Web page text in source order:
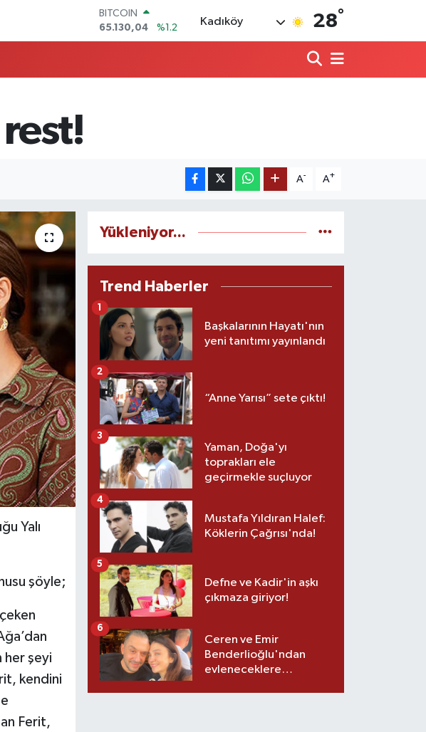
BITCOIN
65.130,04
%1.2
55,1652
%0.27
Kadıköy 28°
A- A+
Yalı
şöyle;
her şeyi
kendini
Ferit,
Yükleniyor...
Trend Haberler
Başkalarının Hayatı'nın
yeni tanıtımı yayınlandı
1
“Anne Yarısı” sete çıktı!
2
Yaman, Doğa'yı
toprakları ele
geçirmekle suçluyor
3
Mustafa Yıldıran Halef:
Köklerin Çağrısı'nda!
4
Defne ve Kadir'in aşkı
çıkmaza giriyor!
5
Ceren ve Emir
Benderlioğlu'ndan
evleneceklere
6